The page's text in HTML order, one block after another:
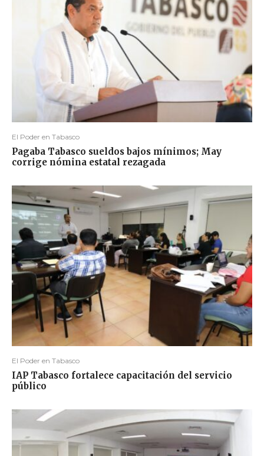
El Poder en Tabasco
Pagaba Tabasco sueldos bajos mínimos; May
corrige nómina estatal rezagada
El Poder en Tabasco
IAP Tabasco fortalece capacitación del servicio
público